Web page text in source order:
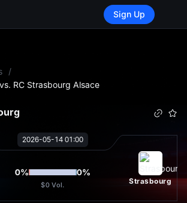
Sign Up
/
RC Strasbourg Alsace
2026-05-14 01:00
0% 0%
$0 Vol. Strasbourg